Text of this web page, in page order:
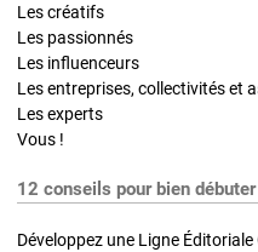
Les créatifs
Les passionnés
Les influenceurs
Les entreprises, collectivités et
Les experts
Vous !
12 conseils pour bien
Développez une Ligne